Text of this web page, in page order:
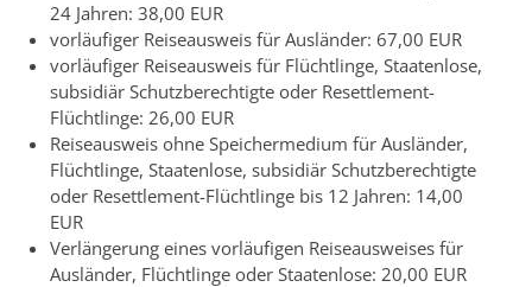
24 Jahren: 38,00 EUR
vorläufiger Reiseausweis für Ausländer: 67,00 EUR
vorläufiger Reiseausweis für Flüchtlinge, Staatenlose,
subsidiär Schutzberechtigte oder Resettlement-
Flüchtlinge: 26,00 EUR
Reiseausweis ohne Speichermedium für Ausländer,
Flüchtlinge, Staatenlose, subsidiär Schutzberechtigte
oder Resettlement-Flüchtlinge bis 12 Jahren: 14,00
EUR
Verlängerung eines vorläufigen Reiseausweises für
Ausländer, Flüchtlinge oder Staatenlose: 20,00 EUR